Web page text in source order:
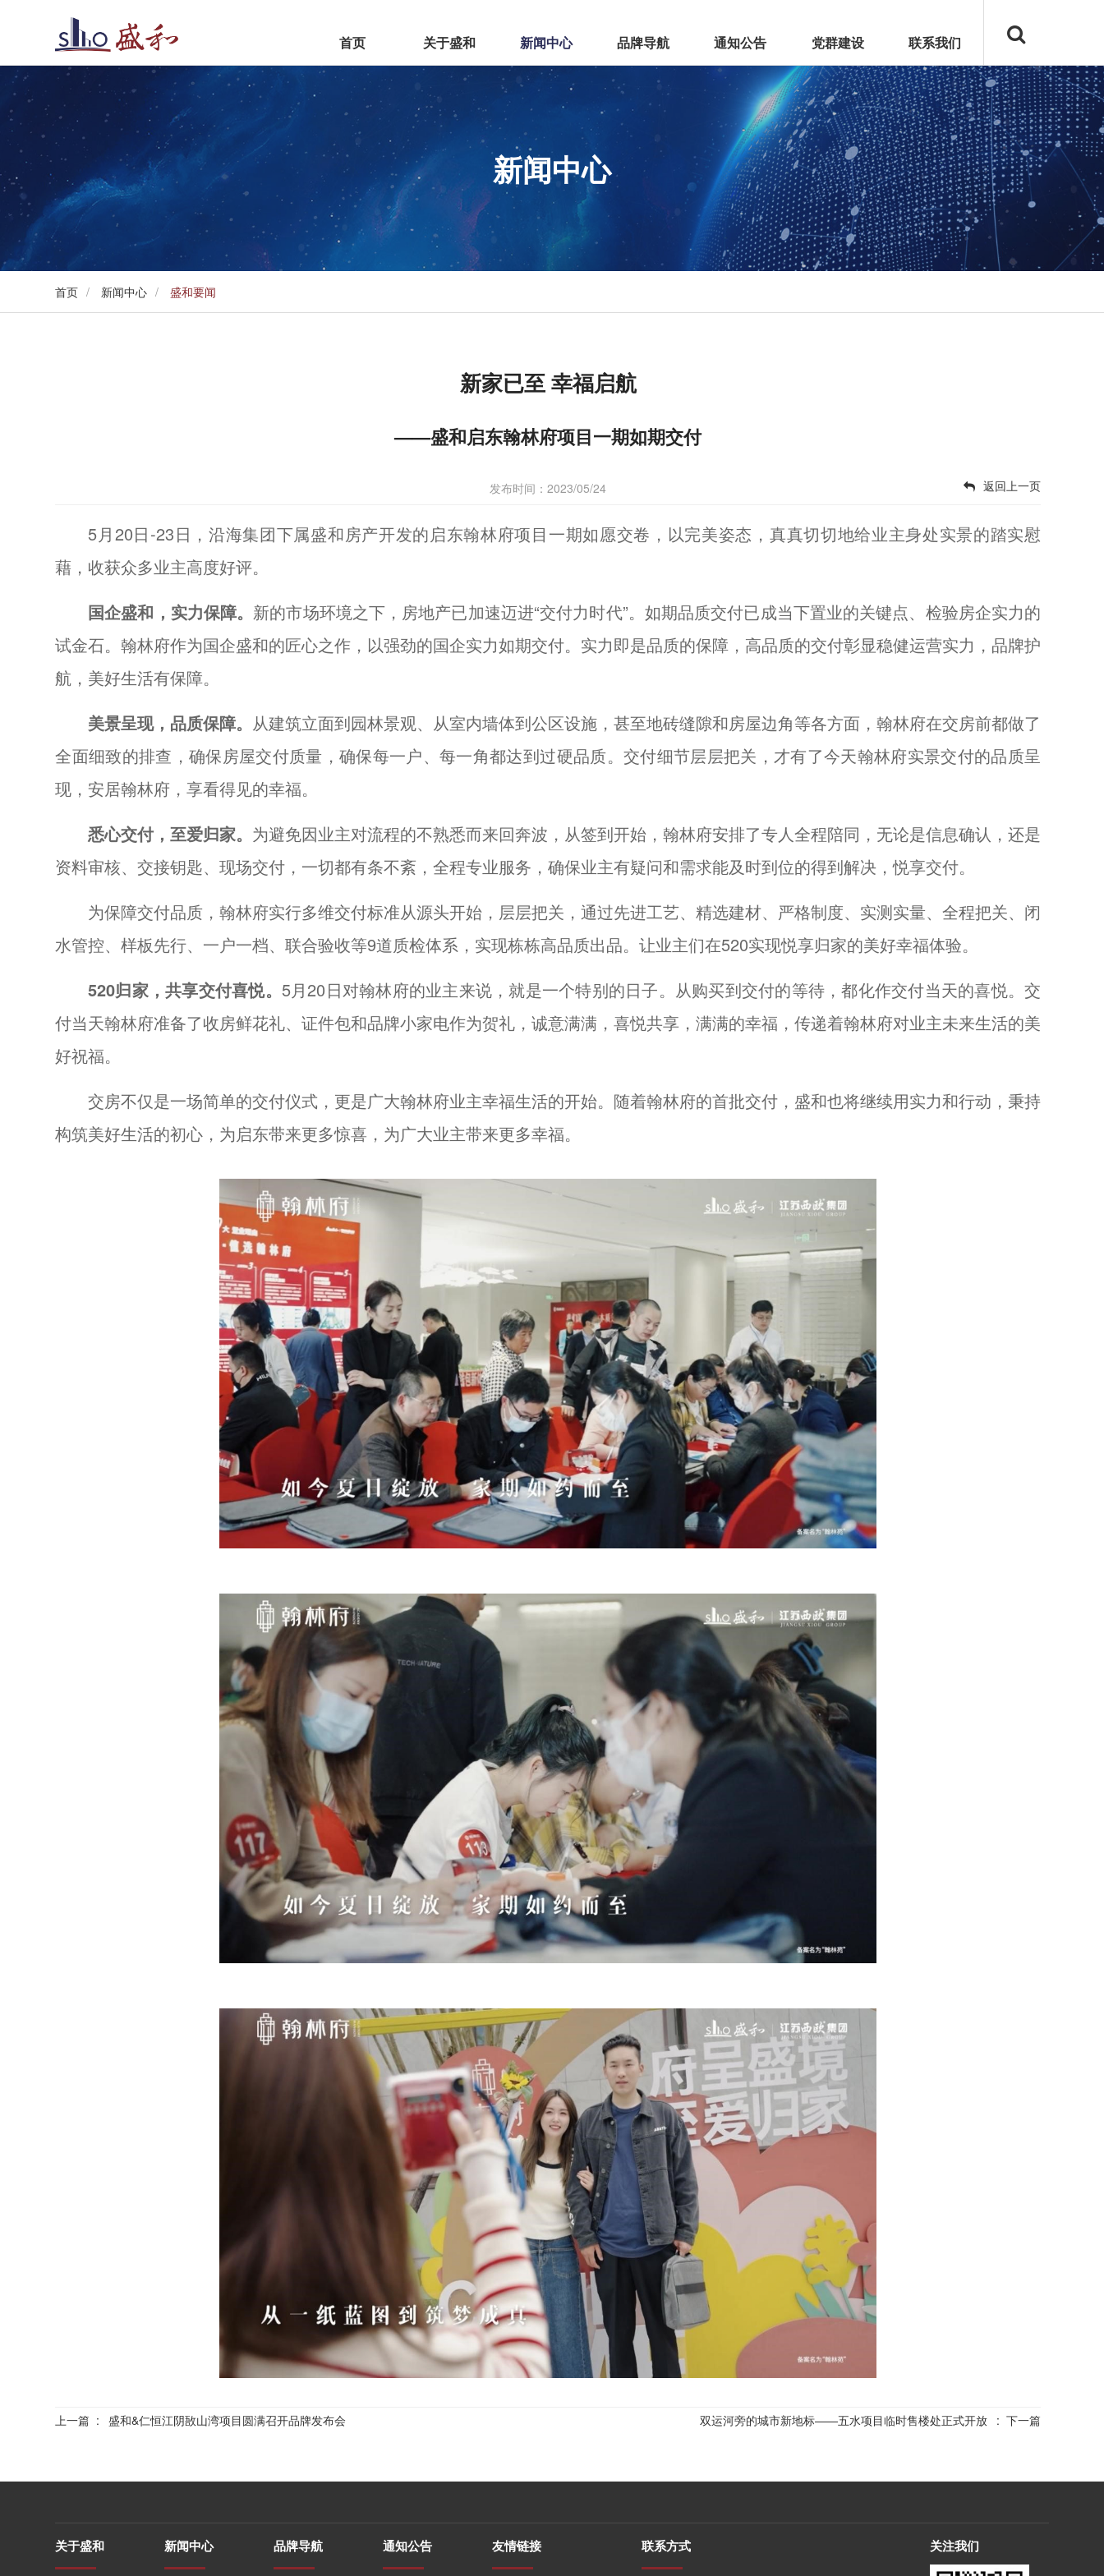
首页 关于盛和 新闻中心 品牌导航
盛和·观濠别院 世悦 盛和九里云和 盛和湾上文华 启东翰林府
通知公告 党群建设 联系我们
新闻中心
首页 / 新闻中心 / 盛和要闻
新家已至 幸福启航
——盛和启东翰林府项目一期如期交付
发布时间：2023/05/24 返回上一页
5月20日-23日，沿海集团下属盛和房产开发的启东翰林府项目一期如愿交卷，以完美姿态，真真切切地给业主身处实景的踏实慰
藉，收获众多业主高度好评。
国企盛和，实力保障。 新的市场环境之下，房地产已加速迈进“交付力时代”。如期品质交付已成当下置业的关键点、检验房企实力的
试金石。翰林府作为国企盛和的匠心之作，以强劲的国企实力如期交付。实力即是品质的保障，高品质的交付彰显稳健运营实力，品牌护
航，美好生活有保障。
美景呈现，品质保障。 从建筑立面到园林景观、从室内墙体到公区设施，甚至地砖缝隙和房屋边角等各方面，翰林府在交房前都做了
全面细致的排查，确保房屋交付质量，确保每一户、每一角都达到过硬品质。交付细节层层把关，才有了今天翰林府实景交付的品质呈
现，安居翰林府，享看得见的幸福。
悉心交付，至爱归家。 为避免因业主对流程的不熟悉而来回奔波，从签到开始，翰林府安排了专人全程陪同，无论是信息确认，还是
资料审核、交接钥匙、现场交付，一切都有条不紊，全程专业服务，确保业主有疑问和需求能及时到位的得到解决，悦享交付。
为保障交付品质，翰林府实行多维交付标准从源头开始，层层把关，通过先进工艺、精选建材、严格制度、实测实量、全程把关、闭
水管控、样板先行、一户一档、联合验收等9道质检体系，实现栋栋高品质出品。让业主们在520实现悦享归家的美好幸福体验。
520归家，共享交付喜悦。 5月20日对翰林府的业主来说，就是一个特别的日子。从购买到交付的等待，都化作交付当天的喜悦。交
付当天翰林府准备了收房鲜花礼、证件包和品牌小家电作为贺礼，诚意满满，喜悦共享，满满的幸福，传递着翰林府对业主未来生活的美
好祝福。
交房不仅是一场简单的交付仪式，更是广大翰林府业主幸福生活的开始。随着翰林府的首批交付，盛和也将继续用实力和行动，秉持
构筑美好生活的初心，为启东带来更多惊喜，为广大业主带来更多幸福。
上一篇 : 盛和&仁恒江阴敔山湾项目圆满召开品牌发布会 下一篇
:
双运河旁的城市新地标——五水项目临时售楼处正式开放
关于盛和 新闻中心 品牌导航 通知公告 友情链接 联系方式 关注我们